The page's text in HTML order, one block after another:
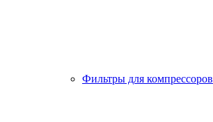
Фильтры для компрессоров